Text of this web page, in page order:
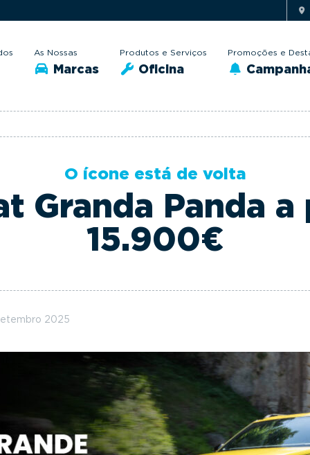
As Nossas
Marcas
Produtos e Serviços
Oficina
Promoções e
Granda Panda
15.900€
O ícone está de volta
2025